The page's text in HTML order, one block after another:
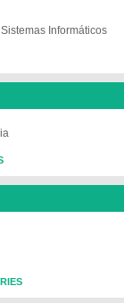
Informáticos